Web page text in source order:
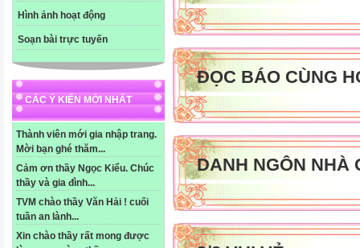
Hình ảnh hoạt động
Soạn bài trực tuyến
CÁC Ý KIẾN MỚI NHẤT
Thành viên mới gia nhập trang.
Mời bạn ghé thăm...
Cảm ơn thầy Ngọc Kiểu. Chúc
thầy và gia đình...
TVM chào thầy Văn Hải ! cuối
tuần an lành...
Xin chào thầy rất mong được
ĐỌC BÁO CÙNG
DANH NGÔN NHÀ